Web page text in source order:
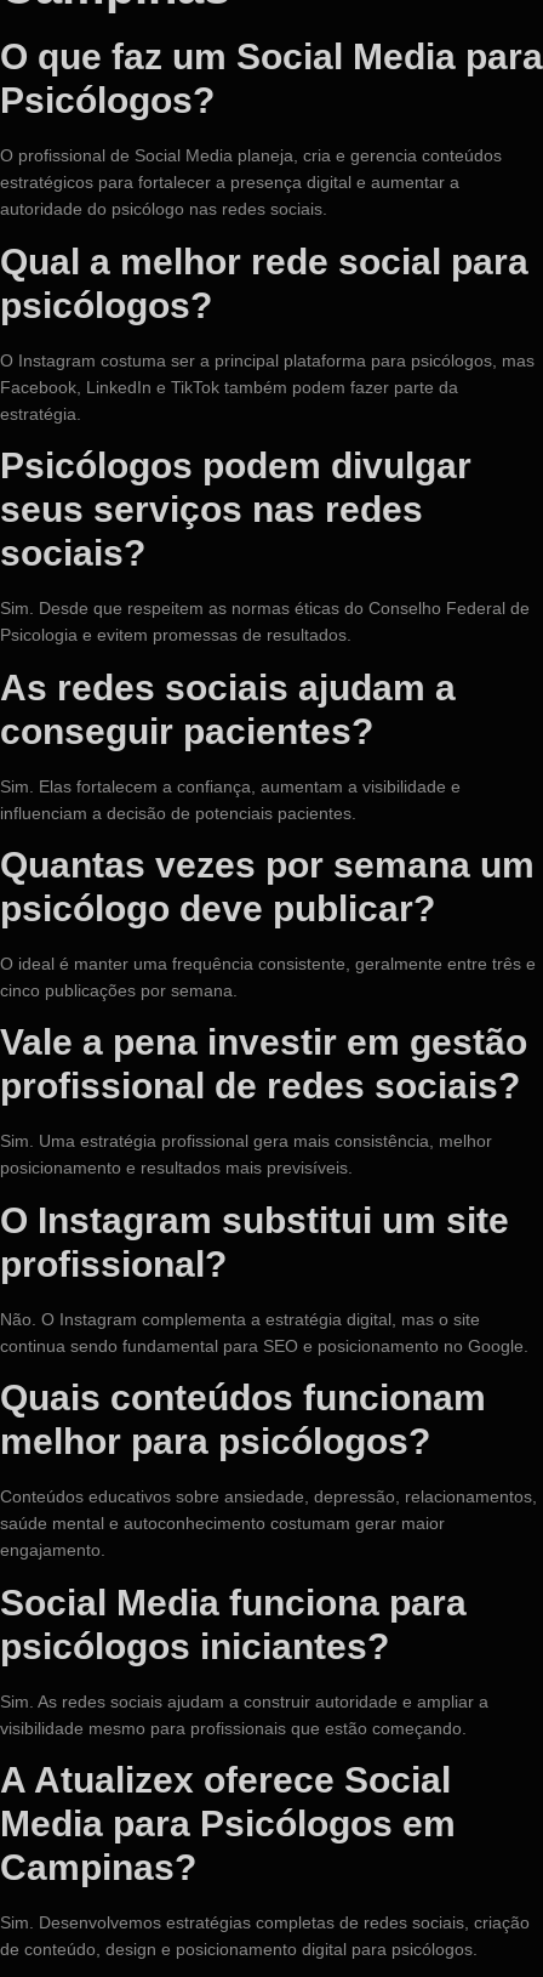
O que faz um Social Media para
Psicólogos?
O profissional de Social Media planeja, cria e gerencia conteúdos
estratégicos para fortalecer a presença digital e aumentar a
autoridade do psicólogo nas redes sociais.
Qual a melhor rede social para
psicólogos?
O Instagram costuma ser a principal plataforma para psicólogos, mas
Facebook, LinkedIn e TikTok também podem fazer parte da
estratégia.
Psicólogos podem divulgar
seus serviços nas redes
sociais?
Sim. Desde que respeitem as normas éticas do Conselho Federal de
Psicologia e evitem promessas de resultados.
As redes sociais ajudam a
conseguir pacientes?
Sim. Elas fortalecem a confiança, aumentam a visibilidade e
influenciam a decisão de potenciais pacientes.
Quantas vezes por semana um
psicólogo deve publicar?
O ideal é manter uma frequência consistente, geralmente entre três e
cinco publicações por semana.
Vale a pena investir em gestão
profissional de redes sociais?
Sim. Uma estratégia profissional gera mais consistência, melhor
posicionamento e resultados mais previsíveis.
O Instagram substitui um site
profissional?
Não. O Instagram complementa a estratégia digital, mas o site
continua sendo fundamental para SEO e posicionamento no Google.
Quais conteúdos funcionam
melhor para psicólogos?
Conteúdos educativos sobre ansiedade, depressão, relacionamentos,
saúde mental e autoconhecimento costumam gerar maior
engajamento.
Social Media funciona para
psicólogos iniciantes?
Sim. As redes sociais ajudam a construir autoridade e ampliar a
visibilidade mesmo para profissionais que estão começando.
A Atualizex oferece Social
Media para Psicólogos em
Campinas?
Sim. Desenvolvemos estratégias completas de redes sociais, criação
de conteúdo, design e posicionamento digital para psicólogos.